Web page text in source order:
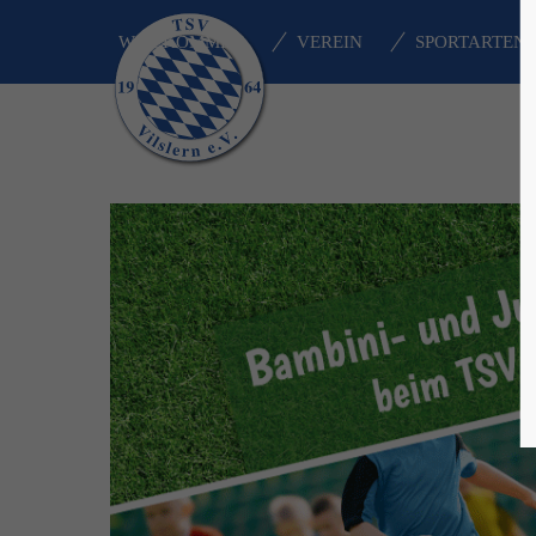
Login
Benutzername
Passwort
Anmelden
Register|Lost your password?
Lorem
We
Mon -
WILLKOMMEN VEREIN SPORTARTEN